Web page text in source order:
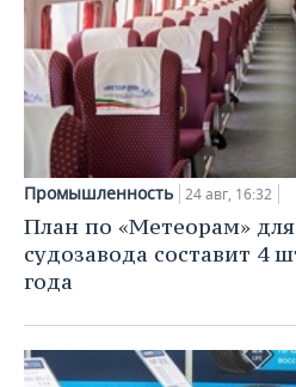
Промышленность 24 авг, 16:32
План по «Метеорам»
судозавода составит 4
года